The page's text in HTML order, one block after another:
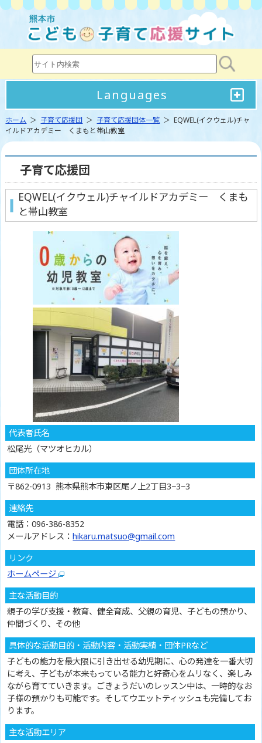
Languages
ホーム ＞ 子育て応援団 ＞ 子育て応援団体一覧 ＞ EQWEL(イクウェル)チャ
イルドアカデミー くまもと帯山教室
子育て応援団
EQWEL(イクウェル)チャイルドアカデミー くまも
と帯山教室
代表者氏名
松尾光（マツオヒカル）
団体所在地
〒862-0913 熊本県熊本市東区尾ノ上2丁目3−3−3
連絡先
電話：096-386-8352
メールアドレス：hikaru.matsuo@gmail.com
リンク
ホームページ
主な活動目的
親子の学び支援・教育、健全育成、父親の育児、子どもの預かり、
仲間づくり、その他
具体的な活動目的・活動内容・活動実績・団体PRなど
子どもの能力を最大限に引き出せる幼児期に、心の発達を一番大切
に考え、子どもが本来もっている能力と好奇心をムリなく、楽しみ
ながら育てていきます。ごきょうだいのレッスン中は、一時的なお
子様の預かりも可能です。そしてウエットティッシュも完備してお
ります。
主な活動エリア